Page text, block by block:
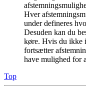
Hver
under defineres
Desuden kan du
køre. Hvis du ikke
fortsætter
have mulighed for
Top